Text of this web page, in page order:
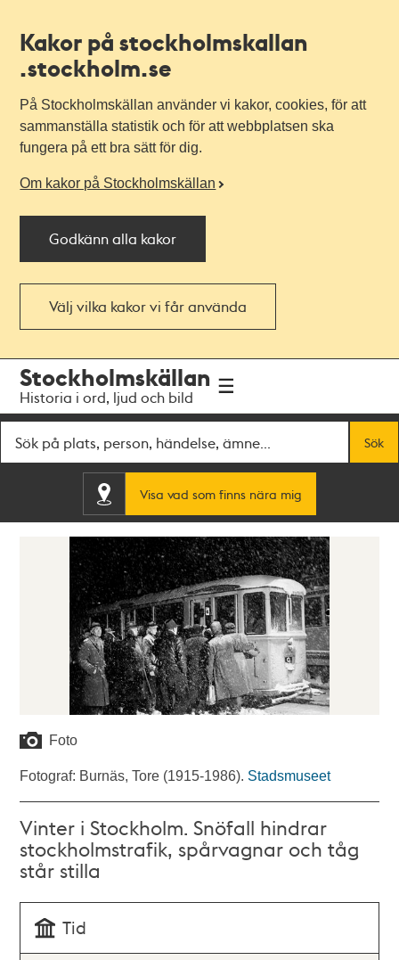
Kakor på stockholmskallan
.stockholm.se
På Stockholmskällan använder vi kakor, cookies, för att
sammanställa statistik och för att webbplatsen ska
fungera på ett bra sätt för dig.
Om kakor på Stockholmskällan
Godkänn alla kakor
Välj vilka kakor vi får använda
navigationen
huvudinnehållet
Stockholmskällan
Historia i ord, ljud och bild
Sök
Visa vad som finns nära mig
Foto
Fotograf: Burnäs, Tore (1915-1986). Stadsmuseet
Vinter i Stockholm. Snöfall hindrar
stockholmstrafik, spårvagnar och tåg
står stilla
Tid